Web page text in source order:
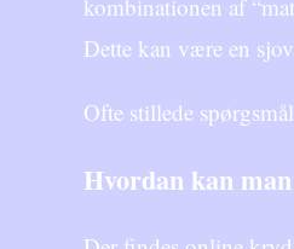
kombinationen af
Dette kan være en
Ofte stillede spørgsmål
Hvordan kan